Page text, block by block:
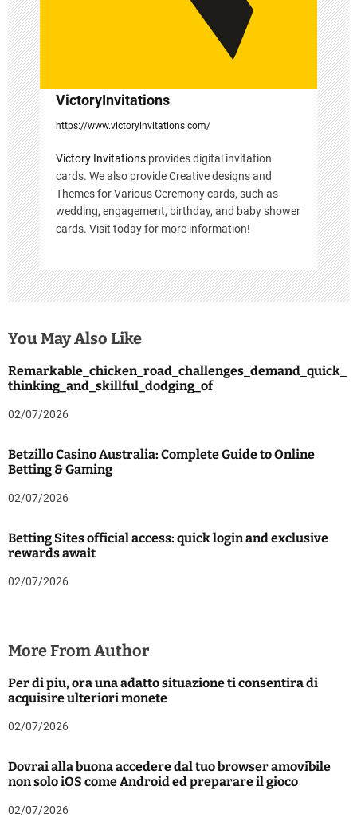
o
n
VictoryInvitations
https://www.victoryinvitations.com/
Victory Invitations provides digital invitation
cards. We also provide Creative designs and
Themes for Various Ceremony cards, such as
wedding, engagement, birthday, and baby shower
cards. Visit today for more information!
You May Also Like
Remarkable_chicken_road_challenges_demand_quick_
thinking_and_skillful_dodging_of
02/07/2026
Betzillo Casino Australia: Complete Guide to Online
Betting & Gaming
02/07/2026
Betting Sites official access: quick login and exclusive
rewards await
02/07/2026
More From Author
Per di piu, ora una adatto situazione ti consentira di
acquisire ulteriori monete
02/07/2026
Dovrai alla buona accedere dal tuo browser amovibile
non solo iOS come Android ed preparare il gioco
02/07/2026